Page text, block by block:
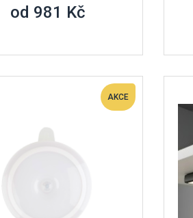
od 981 Kč
AKCE